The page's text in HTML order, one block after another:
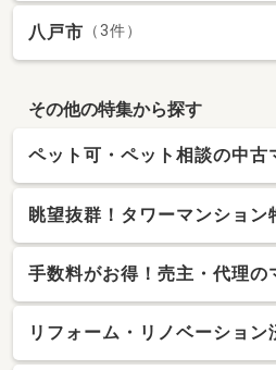
八戸市 （3件）
その他の特集から探す
ペット可・ペット相談の中古
眺望抜群！タワーマンション
手数料がお得！売主・代理の
リフォーム・リノベーション